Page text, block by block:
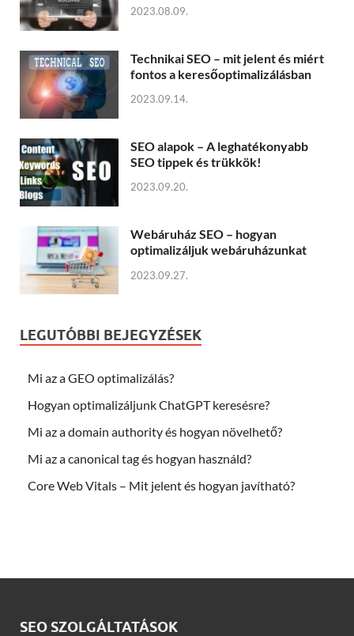
2023.08.09.
Technikai SEO – mit jelent és miért
fontos a keresőoptimalizálásban
2023.09.14.
SEO alapok – A leghatékonyabb
SEO tippek és trükkök!
2023.09.20.
Webáruház SEO – hogyan
optimalizáljuk webáruházunkat
2023.09.27.
LEGUTÓBBI BEJEGYZÉSEK
Mi az a GEO optimalizálás?
Hogyan optimalizáljunk ChatGPT keresésre?
Mi az a domain authority és hogyan növelhető?
Mi az a canonical tag és hogyan használd?
Core Web Vitals – Mit jelent és hogyan javítható?
SEO SZOLGÁLTATÁSOK